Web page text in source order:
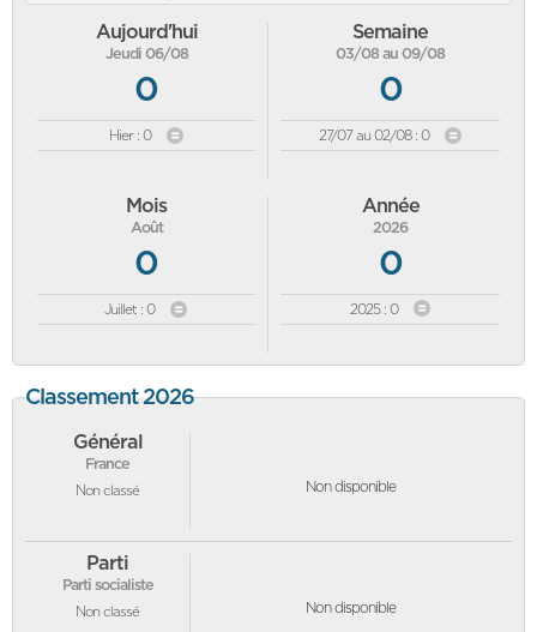
Aujourd'hui
Jeudi 06/08
0
Hier : 0
Semaine
03/08 au 09/08
0
27/07 au 02/08 : 0
Mois
Août
0
Juillet : 0
Année
2026
0
2025 : 0
Classement 2026
Général
France
Non classé Non disponible
Parti
Parti socialiste
Non classé Non disponible